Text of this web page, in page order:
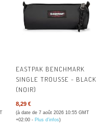
AVIS SOWEE
AVIS ENI
EASTPAK BENCHMARK
SINGLE TROUSSE - BLACK
(NOIR)
8,29 €
(à date de 7 août 2026 10:55 GMT
+02:00 - Plus d’infos)